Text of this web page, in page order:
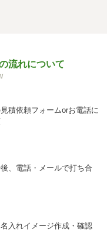
する保有個人データ
の訂正・追加または
応じます。
個人情報の取扱いに
照してください。
などして、本人が容
の取得を行っており
をご覧下さい
流れについて
積依頼フォームorお電話に
、電話・メールで打ち合
入れイメージ作成・確認